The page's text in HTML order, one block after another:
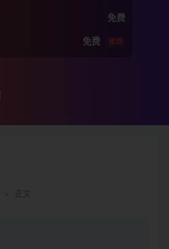
免费
免费 推荐